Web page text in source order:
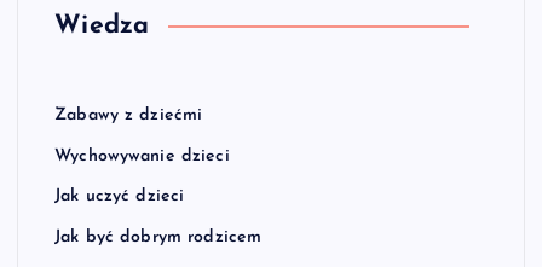
Wiedza
Zabawy z dziećmi
Wychowywanie dzieci
Jak uczyć dzieci
Jak być dobrym rodzicem